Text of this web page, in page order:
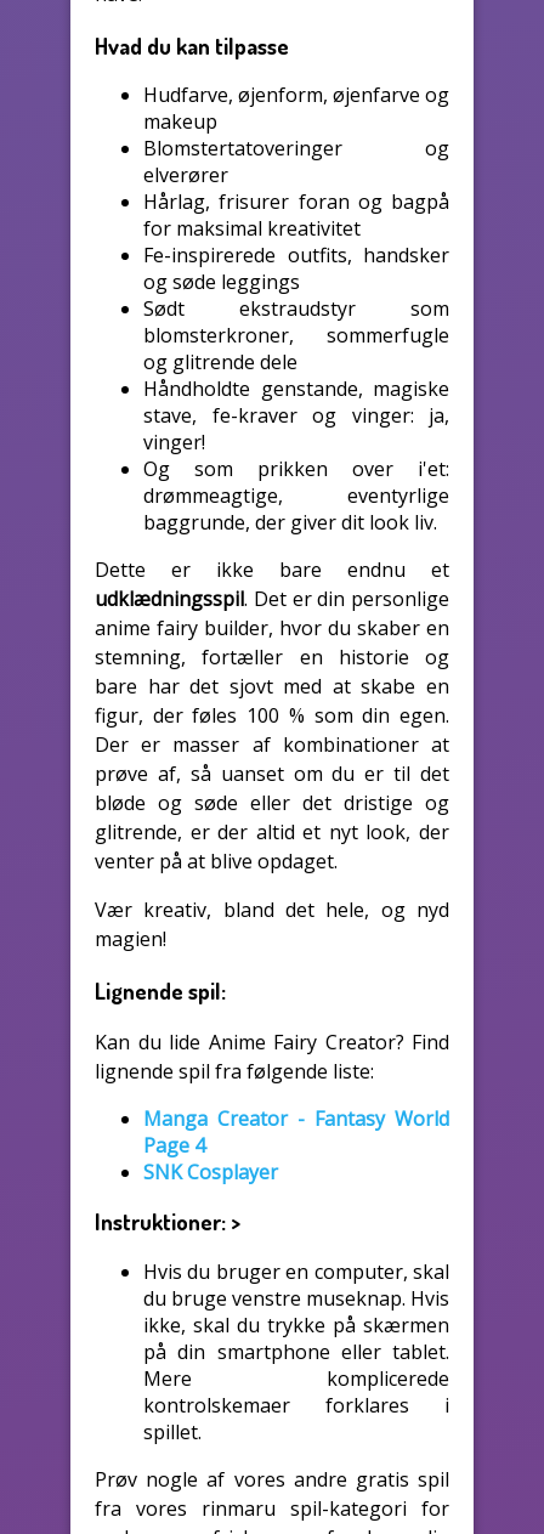
Hvad du kan tilpasse
Hudfarve, øjenform, øjenfarve og
makeup
Blomstertatoveringer og
elverører
Hårlag, frisurer foran og bagpå
for maksimal kreativitet
Fe-inspirerede outfits, handsker
og søde leggings
Sødt ekstraudstyr som
blomsterkroner, sommerfugle
og glitrende dele
Håndholdte genstande, magiske
stave, fe-kraver og vinger: ja,
vinger!
Og som prikken over i'et:
drømmeagtige, eventyrlige
baggrunde, der giver dit look liv.
Dette er ikke bare endnu et
udklædningsspil. Det er din personlige
anime fairy builder, hvor du skaber en
stemning, fortæller en historie og
bare har det sjovt med at skabe en
figur, der føles 100 % som din egen.
Der er masser af kombinationer at
prøve af, så uanset om du er til det
bløde og søde eller det dristige og
glitrende, er der altid et nyt look, der
venter på at blive opdaget.
Vær kreativ, bland det hele, og nyd
magien!
Lignende spil:
Kan du lide Anime Fairy Creator? Find
lignende spil fra følgende liste:
Manga Creator - Fantasy World
Page 4
SNK Cosplayer
Instruktioner: >
Hvis du bruger en computer, skal
du bruge venstre museknap. Hvis
ikke, skal du trykke på skærmen
på din smartphone eller tablet.
Mere komplicerede
kontrolskemaer forklares i
spillet.
Prøv nogle af vores andre gratis spil
fra vores rinmaru spil-kategori for